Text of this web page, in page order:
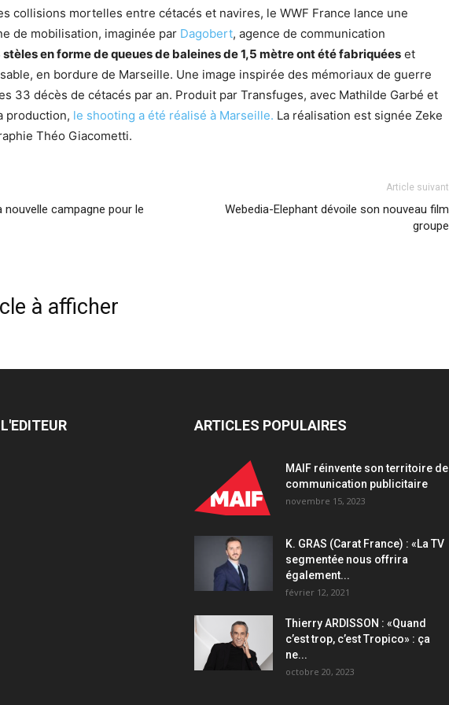
collisions mortelles entre cétacés et navires, le WWF France lance une
de mobilisation, imaginée par Dagobert, agence de communication
stèles en forme de queues de baleines de 1,5 mètre ont été fabriquées et
en bordure de Marseille. Une image inspirée des mémoriaux de guerre
33 décès de cétacés par an. Produit par Transfuges, avec Mathilde Garbé et
production, le shooting a été réalisé à Marseille. La réalisation est signée Zeke
Théo Giacometti.
nouvelle campagne pour le
Article suivant
Webedia-Elephant dévoile son nouveau film
groupe
à afficher
ARTICLES POPULAIRES
MAIF réinvente son territoire de
communication publicitaire
novembre 15, 2023
K. GRAS (Carat France) : «La TV
segmentée nous offrira
également...
février 12, 2021
Thierry ARDISSON : «Quand
c’est trop, c’est Tropico» : ça
ne...
octobre 20, 2023